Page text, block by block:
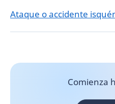
Ataque o accidente
Comienza